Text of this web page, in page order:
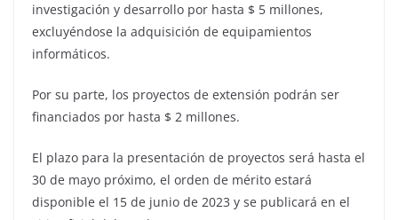
investigación y desarrollo por hasta $ 5 millones,
excluyéndose la adquisición de equipamientos
informáticos.
Por su parte, los proyectos de extensión podrán ser
financiados por hasta $ 2 millones.
El plazo para la presentación de proyectos será hasta el
30 de mayo próximo, el orden de mérito estará
disponible el 15 de junio de 2023 y se publicará en el